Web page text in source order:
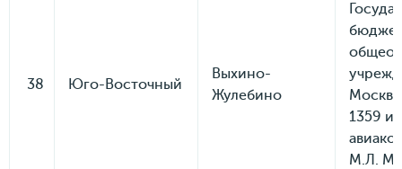
38 Юго-Восточный
Выхино-
Жулебино
1359
М.Л.